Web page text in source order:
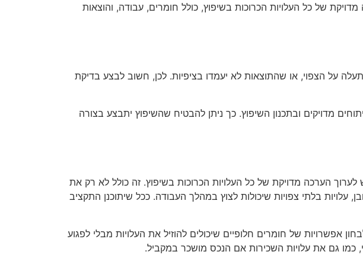
של כל העלויות הכרוכות בשיפוץ, כולל חומרים, עבודה, והוצאות
על הצפוי, או שהתוצאות לא יעמדו בציפיות. לכן, חשוב לבצע בדיקת
מדויקים ובתכנון השיפוץ. כך ניתן להבטיח שהשיפוץ יתבצע בצורה
לערוך הערכה מדויקת של כל העלויות הכרוכות בשיפוץ. זה כולל לא רק את
עלויות בלתי צפויות שיכולות לצוץ במהלך העבודה. ככל שיתוכנן התקציב
אפשרויות של חומרים חלופיים שיכולים להוזיל את העלויות מבלי לפגוע
גם את עלויות השכירות אם הנכס מושכר במקביל.